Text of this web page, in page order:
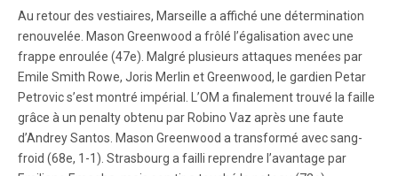
Au retour des vestiaires, Marseille a affiché une détermination
renouvelée. Mason Greenwood a frôlé l’égalisation avec une
frappe enroulée (47e). Malgré plusieurs attaques menées par
Emile Smith Rowe, Joris Merlin et Greenwood, le gardien Petar
Petrovic s’est montré impérial. L’OM a finalement trouvé la faille
grâce à un penalty obtenu par Robino Vaz après une faute
d’Andrey Santos. Mason Greenwood a transformé avec sang-
froid (68e, 1-1). Strasbourg a failli reprendre l’avantage par